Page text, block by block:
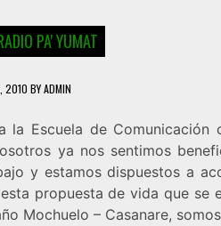
PA' YUMAT
2010 BYADMIN
la Escuela de
ya nos sentimos
y estamos dispuestos a
propuesta de vida que se
Mochuelo – Casanare,